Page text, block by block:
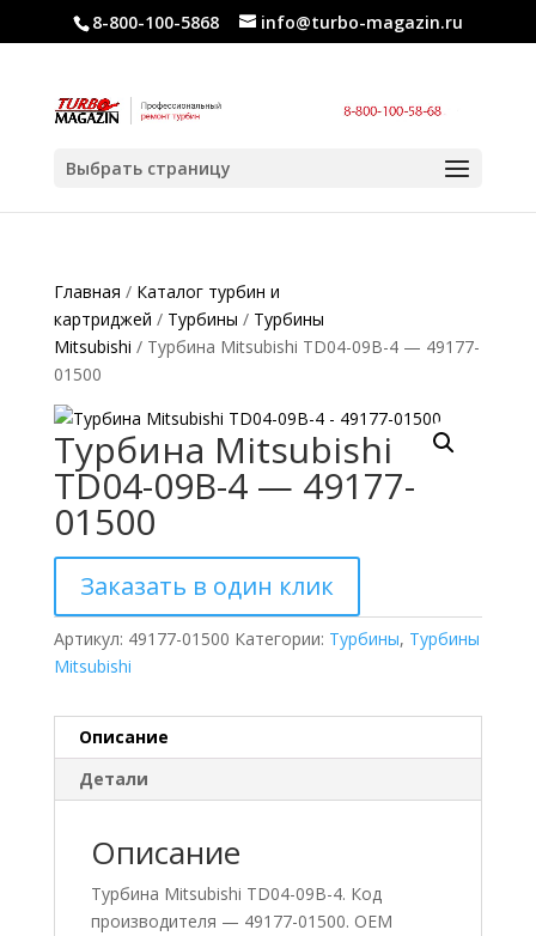
8-800-100-5868 info@turbo-magazin.ru
Выбрать страницу
Главная / Каталог турбин и
картриджей / Турбины / Турбины
Mitsubishi / Турбина Mitsubishi TD04-09B-4 — 49177-
01500
Турбина Mitsubishi
TD04-09B-4 — 49177-
01500
Заказать в один клик
Артикул: 49177-01500 Категории: Турбины, Турбины
Mitsubishi
Описание
Детали
Описание
Турбина Mitsubishi TD04-09B-4. Код
производителя — 49177-01500. ОЕМ